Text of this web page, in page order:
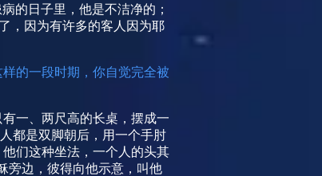
的日子里，他是不洁净的；
，因为有许多的客人因为耶
的一段时期，你自觉完全被
一、两尺高的长桌，摆成一
都是双脚朝后，用一个手肘
们这种坐法，一个人的头其
旁边，彼得向他示意，叫他